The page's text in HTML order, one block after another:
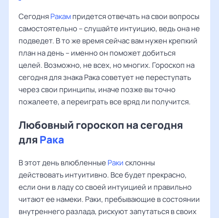
СегодняРакампридется отвечать на свои вопросы
самостоятельно – слушайте интуицию, ведь она не
подведет. В то же время сейчас вам нужен крепкий
план на день – именно он поможет добиться
целей. Возможно, не всех, но многих. Гороскоп на
сегодня для знака Рака советует не переступать
через свои принципы, иначе позже вы точно
пожалеете, а переиграть все вряд ли получится.
Любовный гороскоп на сегодня
для Рака
В этот день влюбленные Ракисклонны
действовать интуитивно. Все будет прекрасно,
если они в ладу со своей интуицией и правильно
читают ее намеки. Раки, пребывающие в состоянии
внутреннего разлада, рискуют запутаться в своих